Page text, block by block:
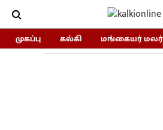
முகப்பு கல்கி மங்கையர் மலர்